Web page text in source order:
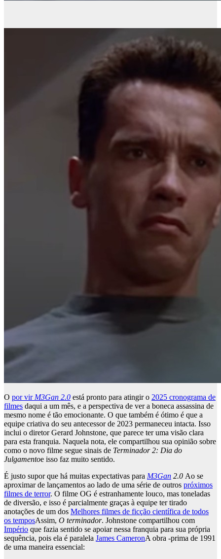
O por virM3Gan 2.0 está pronto para atingir o 2025 cronograma de
filmes daqui a um mês, e a perspectiva de ver a boneca assassina de
mesmo nome é tão emocionante. O que também é ótimo é que a
equipe criativa do seu antecessor de 2023 permaneceu intacta. Isso
inclui o diretor Gerard Johnstone, que parece ter uma visão clara
para esta franquia. Naquela nota, ele compartilhou sua opinião sobre
como o novo filme segue sinais de Terminador 2: Dia do
Julgamentoe isso faz muito sentido.
É justo supor que há muitas expectativas para M3Gan 2.0 Ao se
aproximar de lançamentos ao lado de uma série de outros próximos
filmes de terror. O filme OG é estranhamente louco, mas toneladas
de diversão, e isso é parcialmente graças à equipe ter tirado
anotações de um dos Melhores filmes de ficção científica de todos
os temposAssim, O terminador. Johnstone compartilhou com
Império que fazia sentido se apoiar nessa franquia para sua própria
sequência, pois ela é paralela James CameronA obra -prima de 1991
de uma maneira essencial: